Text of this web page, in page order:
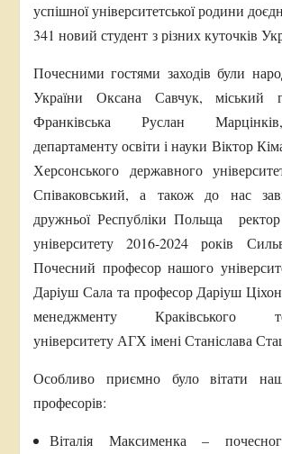
успішної університетської родини
341 новий студент з різних куточків
Почесними гостями заходів були
України Оксана Савчук, міський
Франківська Руслан
департаменту освіти і науки Віктор
Херсонського державного
Співаковський, а також до нас
дружньої Республіки Польща
університету 2016-2024 років
Почесний професор нашого
Даріуш Сала та професор Даріуш
менеджменту Краківського
університету АГХ імені Станіслава
Особливо приємно було вітати
професорів:
Віталія Максименка –